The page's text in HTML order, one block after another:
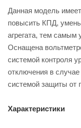
Данная модель
повысить КПД,
агрегата, тем самым
Оснащена
системой контроля
отключения в
системой защиты от
Характеристики